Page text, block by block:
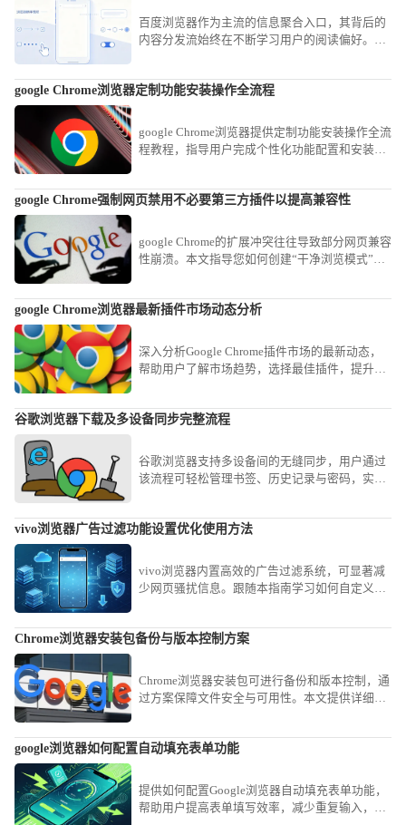
百度浏览器作为主流的信息聚合入口，其背后的
内容分发流始终在不断学习用户的阅读偏好。我
热点新闻的。
google Chrome浏览器定制功能安装操作全流程
google Chrome浏览器提供定制功能安装操作全流
程教程，指导用户完成个性化功能配置和安装，
google Chrome强制网页禁用不必要第三方插件以提高兼容性
google Chrome的扩展冲突往往导致部分网页兼容
性崩溃。本文指导您如何创建“干净浏览模式”，
google Chrome浏览器最新插件市场动态分析
深入分析Google Chrome插件市场的最新动态，
帮助用户了解市场趋势，选择最佳插件，提升浏
谷歌浏览器下载及多设备同步完整流程
谷歌浏览器支持多设备间的无缝同步，用户通过
该流程可轻松管理书签、历史记录与密码，实现
vivo浏览器广告过滤功能设置优化使用方法
vivo浏览器内置高效的广告过滤系统，可显著减
少网页骚扰信息。跟随本指南学习如何自定义拦
Chrome浏览器安装包备份与版本控制方案
Chrome浏览器安装包可进行备份和版本控制，通
过方案保障文件安全与可用性。本文提供详细操
google浏览器如何配置自动填充表单功能
提供如何配置Google浏览器自动填充表单功能，
帮助用户提高表单填写效率，减少重复输入，提